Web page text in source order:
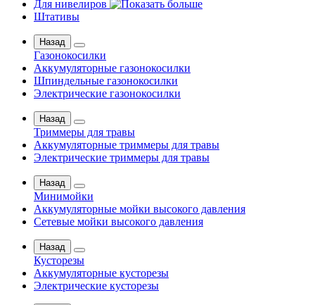
Для нивелиров
Штативы
Назад
Газонокосилки
Аккумуляторные газонокосилки
Шпиндельные газонокосилки
Электрические газонокосилки
Назад
Триммеры для травы
Аккумуляторные триммеры для травы
Электрические триммеры для травы
Назад
Минимойки
Аккумуляторные мойки высокого давления
Сетевые мойки высокого давления
Назад
Кусторезы
Аккумуляторные кусторезы
Электрические кусторезы